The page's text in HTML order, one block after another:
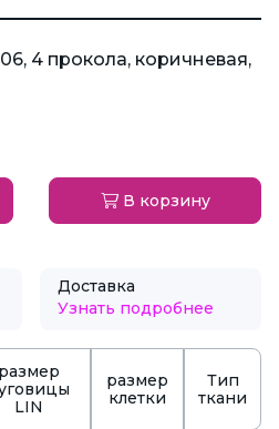
4 прокола, коричневая,
В корзину
Доставка
Узнать подробнее
размер
LIN
размер
клетки
Тип
ткани